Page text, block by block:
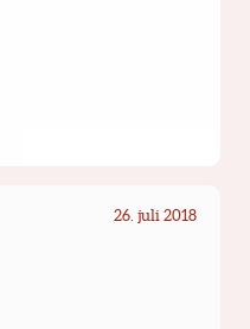
26. juli 2018